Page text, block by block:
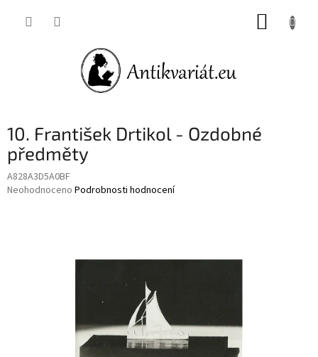
10. František Drtikol - Ozdobné
předměty
A828A3D5A0BF
Průměrné
Neohodnoceno Podrobnosti hodnocení